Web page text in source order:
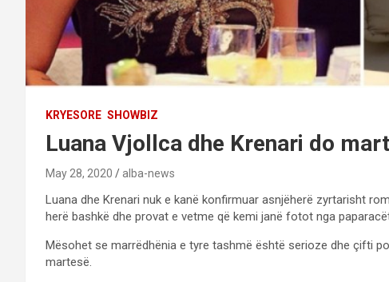
KRYESORE SHOWBIZ
Luana Vjollca dhe Krenari do
May 28, 2020 alba-news
Luana dhe Krenari nuk e kanë konfirmuar asnjëherë zyrtarisht
herë bashkë dhe provat e vetme që kemi janë fotot nga
Mësohet se marrëdhënia e tyre tashmë është serioze dhe çifti
martesë.